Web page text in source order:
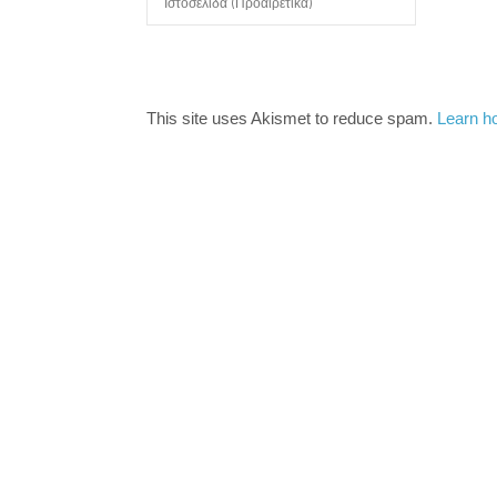
This site uses Akismet to reduce spam. Learn